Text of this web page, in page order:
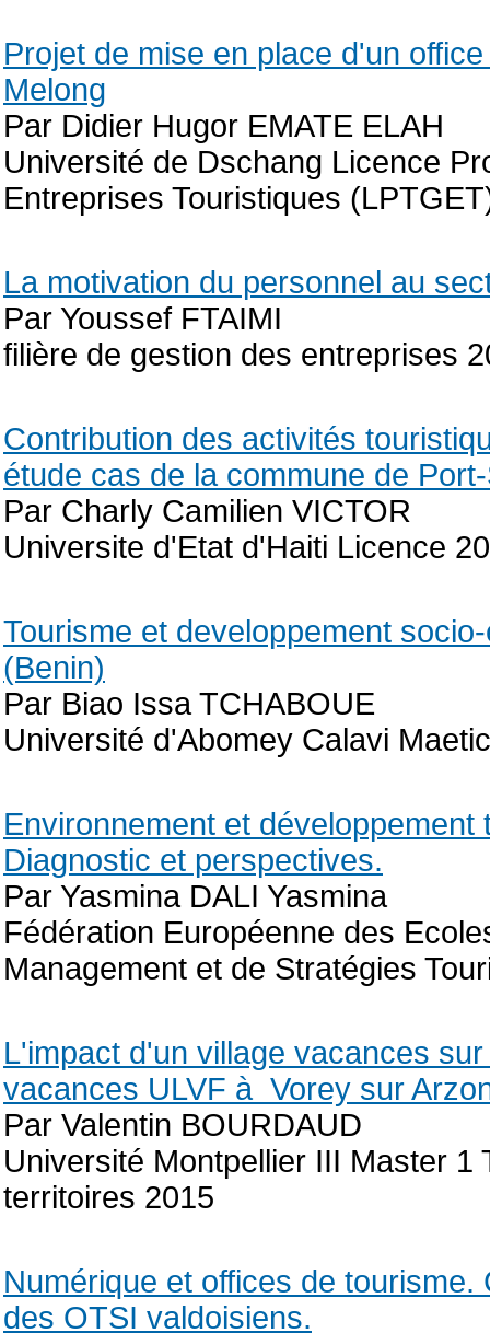
Projet de mise en place d'un
Melong
Par Didier Hugor EMATE ELAH
Université de Dschang Licence
Entreprises Touristiques
La motivation du personnel au
Par Youssef FTAIMI
filière de gestion des entreprises
Contribution des activités
étude cas de la commune de
Par Charly Camilien VICTOR
Universite d'Etat d'Haiti Licence
Tourisme et developpement
(Benin)
Par Biao Issa TCHABOUE
Université d'Abomey Calavi
Environnement et
Diagnostic et perspectives.
Par Yasmina DALI Yasmina
Fédération Européenne des
Management et de Stratégies
L'impact d'un village vacances
vacances ULVF à Vorey sur
Par Valentin BOURDAUD
Université Montpellier III Master
territoires 2015
Numérique et offices de
des OTSI valdoisiens.